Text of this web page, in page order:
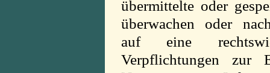
übermittelte oder
überwachen oder
auf eine
Verpflichtungen zur